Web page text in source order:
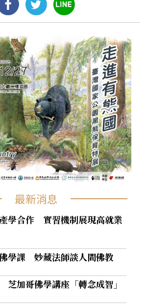
最新消息
學合作 實習機制展現高就業
學課 妙藏法師談人間佛教
加哥佛學講座「轉念成智」